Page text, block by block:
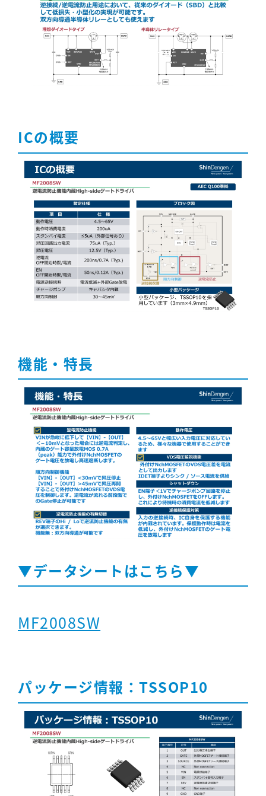
ICの概要
機能・特長
▼データシートはこちら▼
MF2008SW
パッケージ情報：TSSOP10